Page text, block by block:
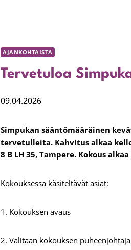
AJANKOHTAISTA
Tervetuloa
09.04.2026
Simpukan sääntömääräinen
tervetulleita. Kahvitus alkaa
8 B LH 35, Tampere. Kokous
Kokouksessa käsiteltävät asiat:
1. Kokouksen avaus
2. Valitaan kokouksen